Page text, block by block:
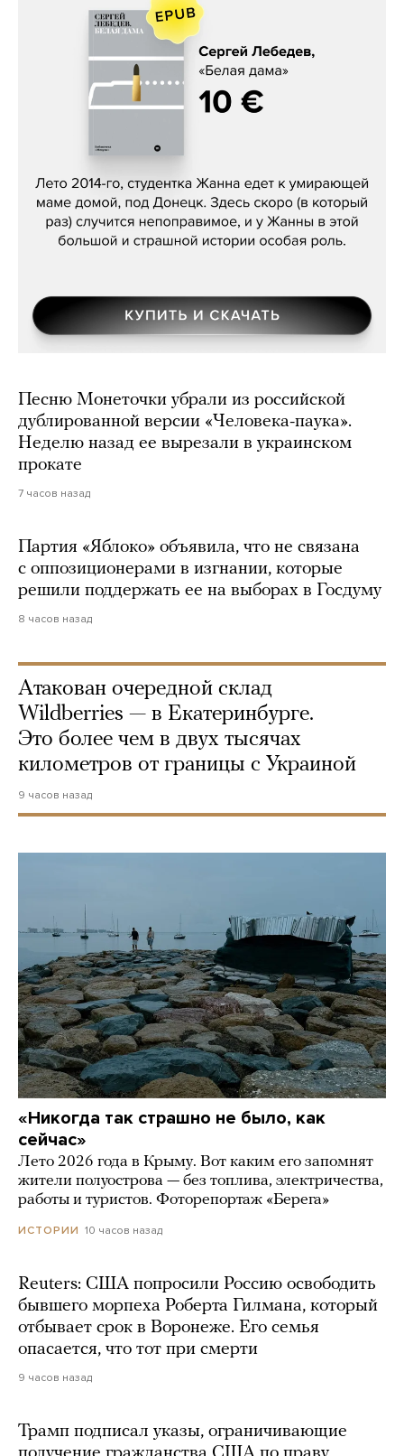
Сергей Лебедев, «Белая дама»
Песню Монеточки убрали из российской
дублированной версии «Человека-паука».
Неделю назад ее вырезали в украинском
прокате
7 часов назад
Партия «Яблоко» объявила, что не связана
с оппозиционерами в изгнании, которые
решили поддержать ее на выборах в Госдуму
8 часов назад
Атакован очередной склад
Wildberries — в Екатеринбурге.
Это более чем в двух тысячах
километров от границы с Украиной
9 часов назад
«Никогда так страшно не было, как
сейчас»
Лето 2026 года в Крыму. Вот каким его запомнят
жители полуострова — без топлива, электричества,
работы и туристов. Фоторепортаж «Берега»
ИСТОРИИ 10 часов назад
Reuters: США попросили Россию освободить
бывшего морпеха Роберта Гилмана, который
отбывает срок в Воронеже. Его семья
опасается, что тот при смерти
9 часов назад
Трамп подписал указы, ограничивающие